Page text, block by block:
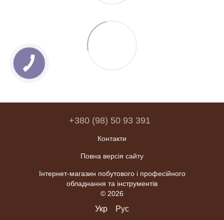
+380 (98) 50 93 391
Контакти
Повна версія сайту
Інтернет-магазин побутового і професійного
обладнання та інструментів
© 2026
Укр Рус